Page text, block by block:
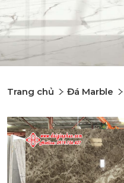
Trang chủ Đá Marble